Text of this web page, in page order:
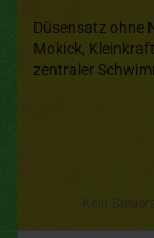
Düsensatz ohne
Mokick,
zentraler